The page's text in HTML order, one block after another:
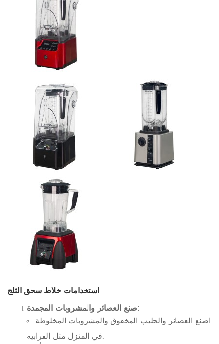
استخدامات خلاط سحق الثلج
صنع العصائر والمشروبات المجمدة:
اصنع العصائر والحليب المخفوق والمشروبات المخلوطة